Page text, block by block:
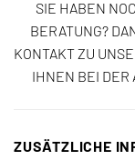
SIE HABEN
BERATUNG?
KONTAKT ZU
IHNEN BEI DER
ZUSÄTZLICHE